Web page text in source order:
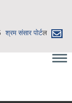
श्रम संसार पाेर्टल